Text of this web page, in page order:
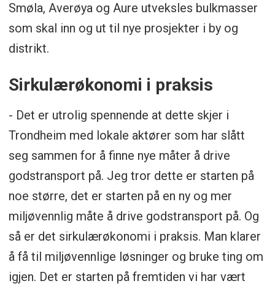
Smøla, Averøya og Aure utveksles bulkmasser
som skal inn og ut til nye prosjekter i by og
distrikt.
Sirkulærøkonomi i praksis
- Det er utrolig spennende at dette skjer i
Trondheim med lokale aktører som har slått
seg sammen for å finne nye måter å drive
godstransport på. Jeg tror dette er starten på
noe større, det er starten på en ny og mer
miljøvennlig måte å drive godstransport på. Og
så er det sirkulærøkonomi i praksis. Man klarer
å få til miljøvennlige løsninger og bruke ting om
igjen. Det er starten på fremtiden vi har vært